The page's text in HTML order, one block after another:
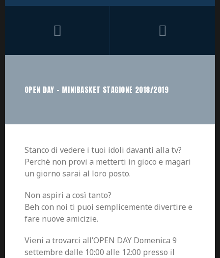
OPEN DAY – MINIBASKET STAGIONE 2018/2019
Stanco di vedere i tuoi idoli davanti alla tv?
Perchè non provi a metterti in gioco e magari
un giorno sarai al loro posto.
Non aspiri a così tanto?
Beh con noi ti puoi semplicemente divertire e
fare nuove amicizie.
Vieni a trovarci all’OPEN DAY Domenica 9
settembre dalle 10:00 alle 12:00 presso il